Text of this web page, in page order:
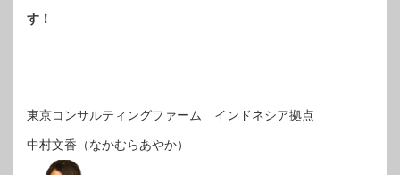
す！
東京コンサルティングファーム インドネシア拠点
中村文香（なかむらあやか）